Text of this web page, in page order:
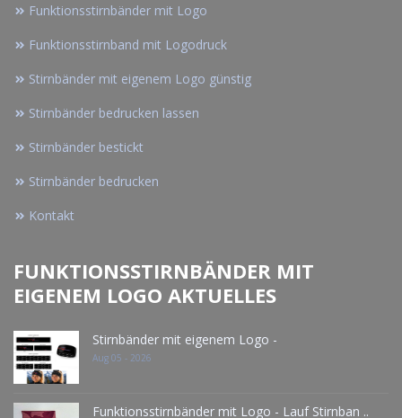
Funktionsstirnbänder mit Logo
Funktionsstirnband mit Logodruck
Stirnbänder mit eigenem Logo günstig
Stirnbänder bedrucken lassen
Stirnbänder bestickt
Stirnbänder bedrucken
Kontakt
FUNKTIONSSTIRNBÄNDER MIT
EIGENEM LOGO AKTUELLES
Stirnbänder mit eigenem Logo -
Aug 05 - 2026
Funktionsstirnbänder mit Logo - Lauf Stirnban ..